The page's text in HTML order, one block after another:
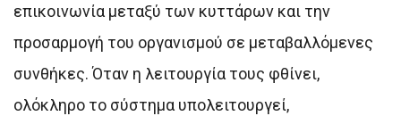
επικοινωνία μεταξύ των κυττάρων και την
προσαρμογή του οργανισμού σε μεταβαλλόμενες
συνθήκες. Όταν η λειτουργία τους φθίνει,
ολόκληρο το σύστημα υπολειτουργεί,